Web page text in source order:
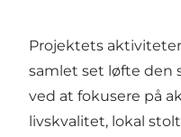
Projektets
samlet set løfte den
ved at fokusere på
livskvalitet, lokal